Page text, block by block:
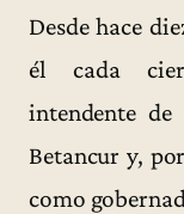
Desde hace
él cada
intendente
Betancur y,
como